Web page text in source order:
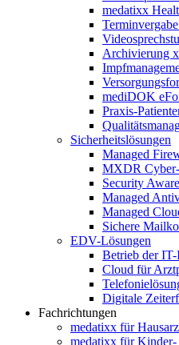
medatixx
Archivierung
mediDOK
Praxis-
Sicherheitslösungen
Managed
MXDR
Security
Managed
Managed
Sichere
EDV-Lösungen
Betrieb der
Cloud für
Digitale
Fachrichtungen
medatixx für
medatixx für Kinder-